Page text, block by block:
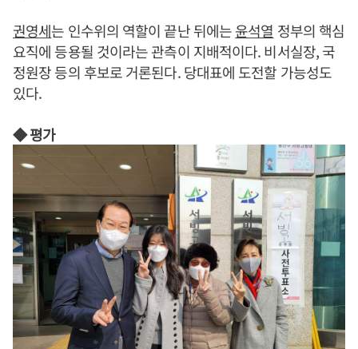
권영세는 인수위의 역할이 끝난 뒤에는윤석열 정부의 핵심
요직에 등용될 것이라는 관측이 지배적이다. 비서실장, 국
정원장 등의 후보로 거론된다. 당대표에 도전할 가능성도
있다.
◆ 평가